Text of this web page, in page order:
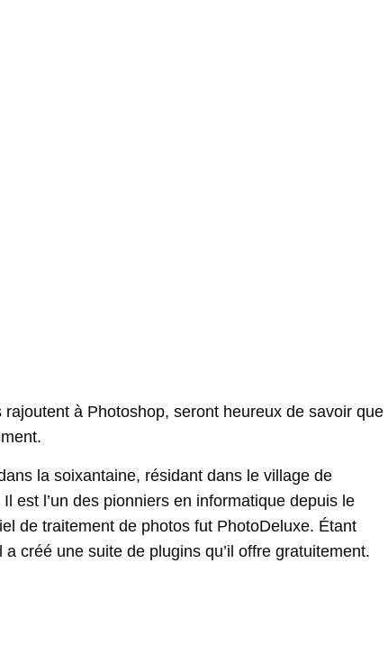
à Photoshop, seront heureux de savoir que
la soixantaine, résidant dans le village de
est l’un des pionniers en informatique depuis le
de traitement de photos fut PhotoDeluxe. Étant
créé une suite de plugins qu’il offre gratuitement.